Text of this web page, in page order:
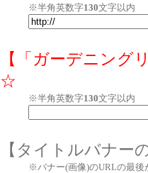
※半角英数字130文字以内
【「ガーデニング
☆
※半角英数字130文字以内
【タイトルバナー
※バナー(画像)のURLの最後